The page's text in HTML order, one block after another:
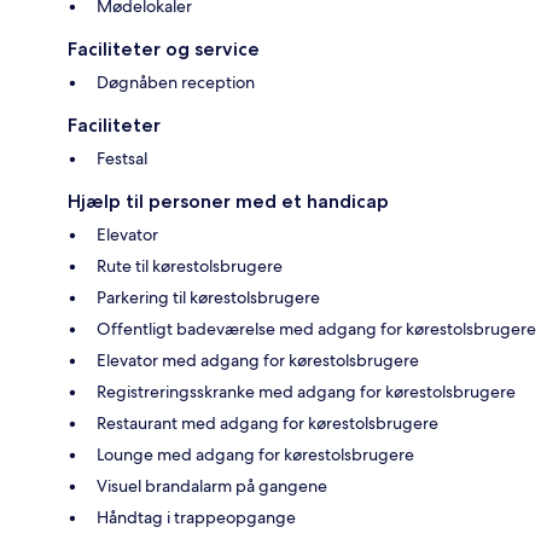
Mødelokaler
Faciliteter og service
Døgnåben reception
Faciliteter
Festsal
Hjælp til personer med et handicap
Elevator
Rute til kørestolsbrugere
Parkering til kørestolsbrugere
Offentligt badeværelse med adgang for kørestolsbrugere
Elevator med adgang for kørestolsbrugere
Registreringsskranke med adgang for kørestolsbrugere
Restaurant med adgang for kørestolsbrugere
Lounge med adgang for kørestolsbrugere
Visuel brandalarm på gangene
Håndtag i trappeopgange